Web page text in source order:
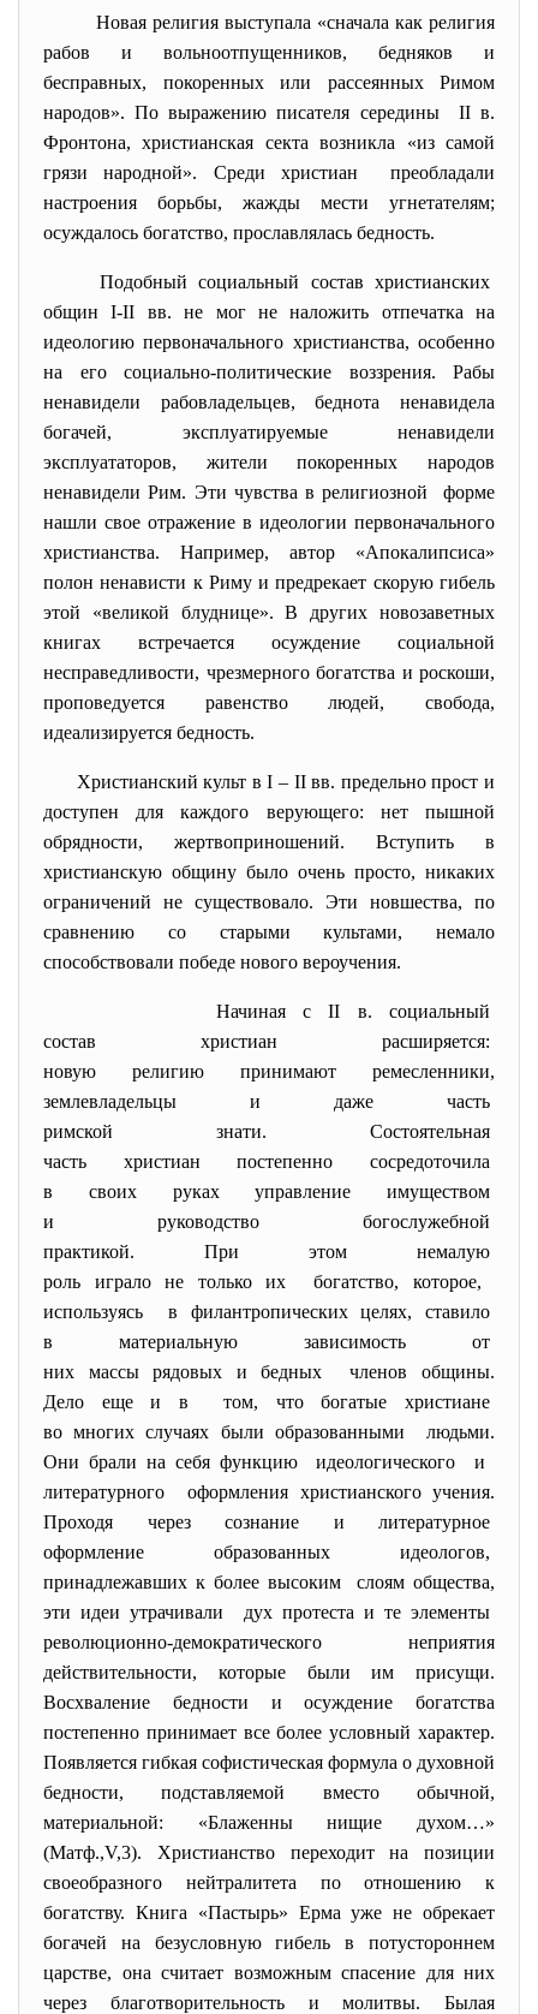
Новая религия выступала «сначала как религия
рабов и вольноотпущенников, бедняков и
бесправных, покоренных или рассеянных Римом
народов». По выражению писателя середины II в.
Фронтона, христианская секта возникла «из самой
грязи народной». Среди христиан преобладали
настроения борьбы, жажды мести угнетателям;
осуждалось богатство, прославлялась бедность.
Подобный социальный состав христианских
общин І-ІІ вв. не мог не наложить отпечатка на
идеологию первоначального христианства, особенно
на его социально-политические воззрения. Рабы
ненавидели рабовладельцев, беднота ненавидела
богачей, эксплуатируемые ненавидели
эксплуататоров, жители покоренных народов
ненавидели Рим. Эти чувства в религиозной форме
нашли свое отражение в идеологии первоначального
христианства. Например, автор «Апокалипсиса»
полон ненависти к Риму и предрекает скорую гибель
этой «великой блуднице». В других новозаветных
книгах встречается осуждение социальной
несправедливости, чрезмерного богатства и роскоши,
проповедуется равенство людей, свобода,
идеализируется бедность.
Христианский культ в I – II вв. предельно прост и
доступен для каждого верующего: нет пышной
обрядности, жертвоприношений. Вступить в
христианскую общину было очень просто, никаких
ограничений не существовало. Эти новшества, по
сравнению со старыми культами, немало
способствовали победе нового вероучения.
Начиная с ІІ в. социальный
состав христиан расширяется:
новую религию принимают ремесленники,
землевладельцы и даже часть
римской знати. Состоятельная
часть христиан постепенно сосредоточила
в своих руках управление имуществом
и руководство богослужебной
практикой. При этом немалую
роль играло не только их богатство, которое,
используясь в филантропических целях, ставило
в материальную зависимость от
них массы рядовых и бедных членов общины.
Дело еще и в том, что богатые христиане
во многих случаях были образованными людьми.
Они брали на себя функцию идеологического и
литературного оформления христианского учения.
Проходя через сознание и литературное
оформление образованных идеологов,
принадлежавших к более высоким слоям общества,
эти идеи утрачивали дух протеста и те элементы
революционно-демократического неприятия
действительности, которые были им присущи.
Восхваление бедности и осуждение богатства
постепенно принимает все более условный характер.
Появляется гибкая софистическая формула о духовной
бедности, подставляемой вместо обычной,
материальной: «Блаженны нищие духом…»
(Матф.,V,3). Христианство переходит на позиции
своеобразного нейтралитета по отношению к
богатству. Книга «Пастырь» Ерма уже не обрекает
богачей на безусловную гибель в потустороннем
царстве, она считает возможным спасение для них
через благотворительность и молитвы. Былая